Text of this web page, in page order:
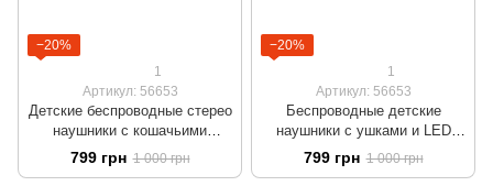
−20%
1
Артикул: 56653
Детские беспроводные стерео
наушники с кошачьими
ушками и LED подсветкой
Розовый
799 грн 1 000 грн
−20%
1
Артикул: 56653
Беспроводные детские
наушники с ушками и LED
подсветкой BK9 Черный
799 грн 1 000 грн